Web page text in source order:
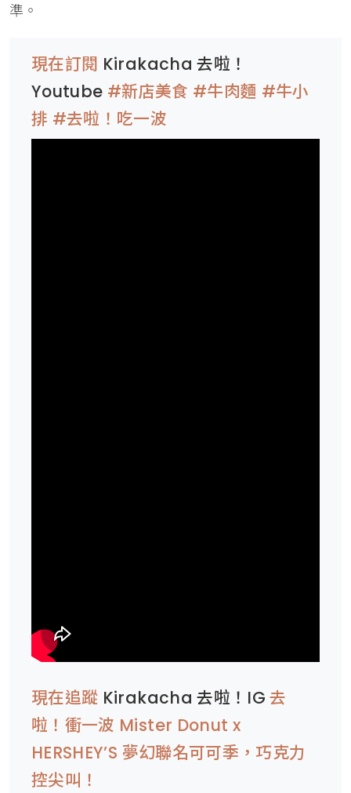
準。
現在訂閱 Kirakacha 去啦！
Youtube #新店美食 #牛肉麵 #牛小
排 #去啦！吃一波
現在追蹤 Kirakacha 去啦！IG 去
啦！衝一波 Mister Donut x
HERSHEY’S 夢幻聯名可可季，巧克力
控尖叫！